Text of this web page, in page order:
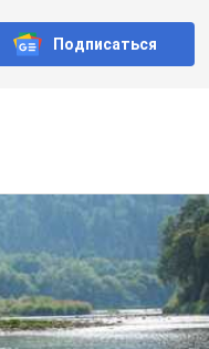
Подписаться